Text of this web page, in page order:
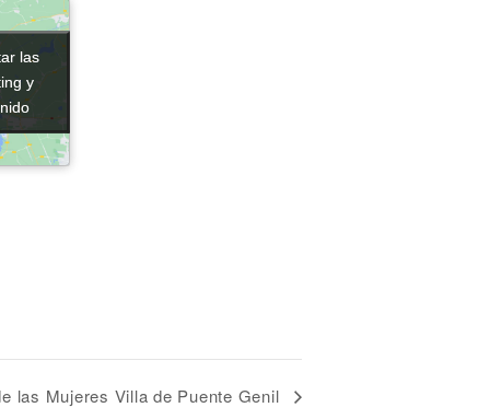
las
y
las
y
las Mujeres Villa de Puente Genil